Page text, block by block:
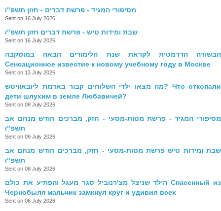
מסיפורי המגיד - פרשת דברים - חזון תשפ"ו
Sent on 16 July 2026
שבת ומידות טיש - פרשת דברים חזון תשפ"ו
Sent on 16 July 2026
הבשורה הדרמטית לקראת שנת הלימודים הבאה במוסקבה
Сенсационное известие к новому учебному году в Москве
Sent on 13 July 2026
מה מצאו ילדי השלוחים קבור באדמת ליובאוויטש? Что откопали
дети шлухим в земле Любавичей?
Sent on 09 July 2026
מסיפורי המגיד - פרשת מטות-מסעי - חזק, מברכים חודש מנחם אב
תשפ"ו
Sent on 09 July 2026
שבת ומידות טיש פרשת מטות-מסעי - חזק, מברכים חודש מנחם אב
תשפ"ו
Sent on 08 July 2026
הילד שניצל מצ'רנוביל סגר מעגל והפתיע את כולם Спасенный из
Чернобыля мальчик замкнул круг и удивил всех
Sent on 06 July 2026